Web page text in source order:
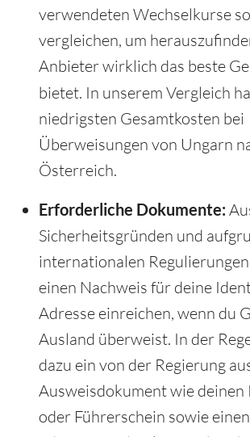
verwendeten Wechselkurse
vergleichen, um
Anbieter wirklich das beste
bietet. In unserem Vergleich
niedrigsten Gesamtkosten bei
Überweisungen von Ungarn
Österreich.
Erforderliche Dokumente:
Sicherheitsgründen und
internationalen
einen Nachweis für deine
Adresse einreichen, wenn du
Ausland überweist. In der
dazu ein von der Regierung
Ausweisdokument wie deinen
oder Führerschein sowie